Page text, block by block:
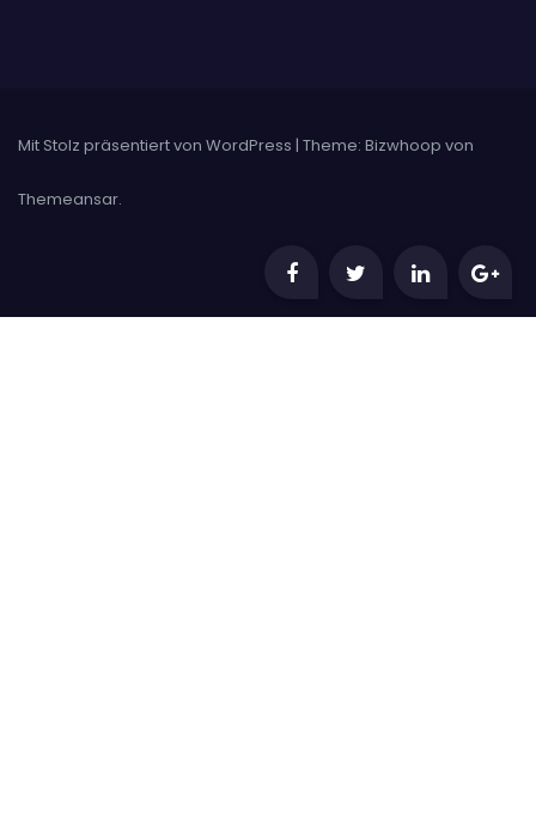
Mit Stolz präsentiert von WordPress | Theme: Bizwhoop von
Themeansar.